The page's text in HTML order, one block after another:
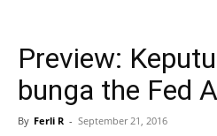
Preview:
bunga the Fed
By Ferli R - September 21, 2016